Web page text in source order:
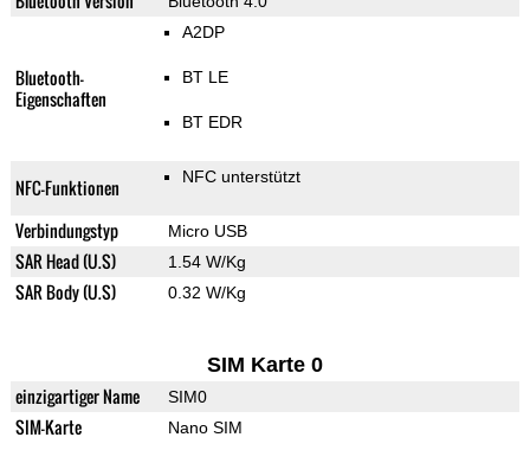
Bluetooth-
Eigenschaften
A2DP
BT LE
BT EDR
NFC-Funktionen NFC unterstützt
Verbindungstyp Micro USB
SAR Head (U.S) 1.54 W/Kg
SAR Body (U.S) 0.32 W/Kg
SIM Karte 0
einzigartiger Name SIM0
SIM-Karte Nano SIM